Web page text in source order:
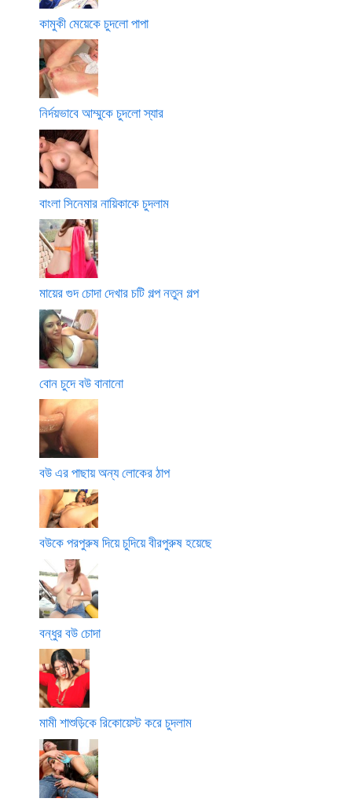
কামুকী মেয়েকে চুদলো পাপা
নির্দয়ভাবে আম্মুকে চুদলো স্যার
বাংলা সিনেমার নায়িকাকে চুদলাম
মায়ের গুদ চোদা দেখার চটি গল্প নতুন গল্প
বোন চুদে বউ বানানো
বউ এর পাছায় অন্য লোকের ঠাপ
বউকে পরপুরুষ দিয়ে চুদিয়ে বীরপুরুষ হয়েছে
বন্ধুর বউ চোদা
মামী শাশুড়িকে রিকোয়েস্ট করে চুদলাম